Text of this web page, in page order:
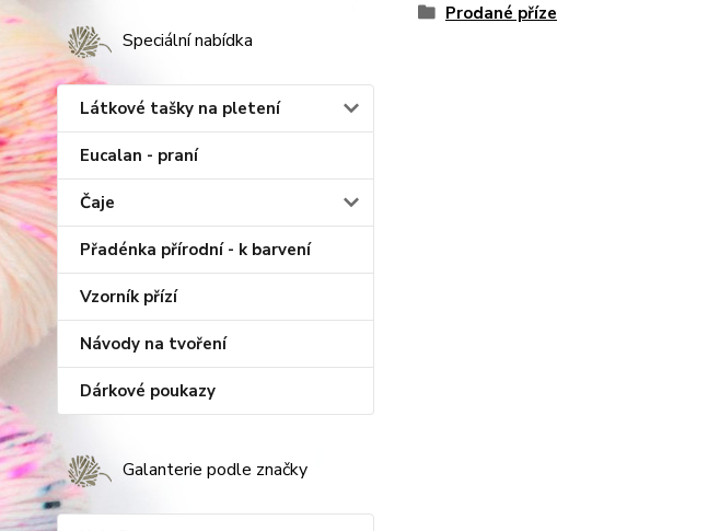
Speciální nabídka
Látkové tašky na pletení
Eucalan - praní
Čaje
Přadénka přírodní - k barvení
Vzorník přízí
Návody na tvoření
Dárkové poukazy
Galanterie podle značky
Prodané příze